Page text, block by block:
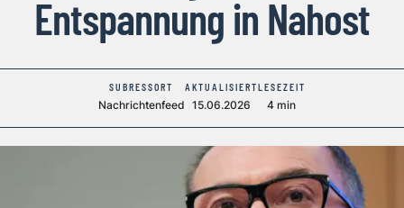
Entspannung in Nahost
SUBRESSORT
Nachrichtenfeed
AKTUALISIERT
15.06.2026
LESEZEIT
4 min